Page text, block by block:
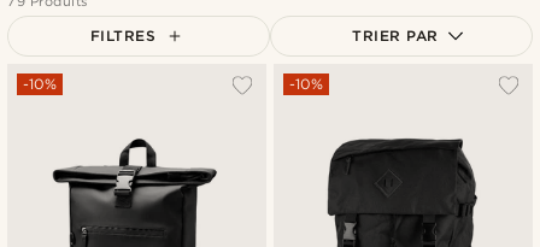
FILTRES TRIER PAR
Le plus populaire
Prix croissant
Prix décroissant
-10% -10%